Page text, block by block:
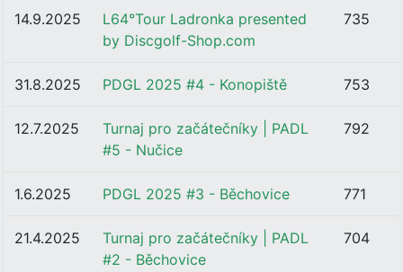
14.9.2025
L64°Tour Ladronka presented
by Discgolf-Shop.com
735
31.8.2025 PDGL 2025 #4 - Konopiště 753
12.7.2025
Turnaj pro začátečníky | PADL
#5 - Nučice
792
1.6.2025 PDGL 2025 #3 - Běchovice 771
21.4.2025
Turnaj pro začátečníky | PADL
#2 - Běchovice
704